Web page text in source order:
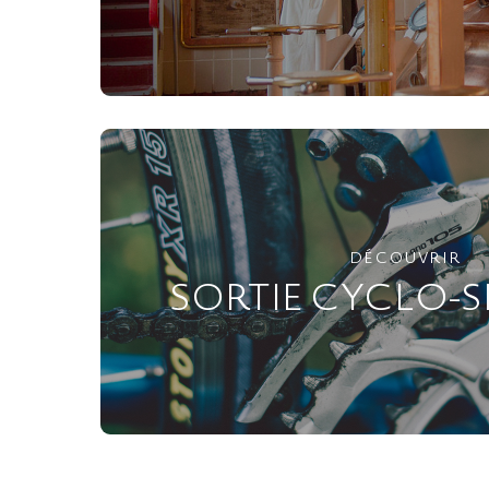
DÉCOUVRIR
SORTIE CYCLO-